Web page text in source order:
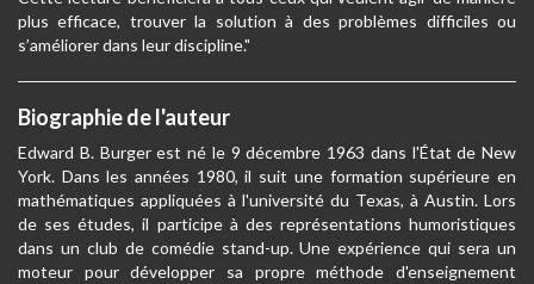
plus efficace, trouver la solution à des problèmes difficiles ou
s’améliorer dans leur discipline."
Biographie de l'auteur
Edward B. Burger est né le 9 décembre 1963 dans l'État de New
York. Dans les années 1980, il suit une formation supérieure en
mathématiques appliquées à l'université du Texas, à Austin. Lors
de ses études, il participe à des représentations humoristiques
dans un club de comédie stand-up. Une expérience qui sera un
moteur pour développer sa propre méthode d'enseignement